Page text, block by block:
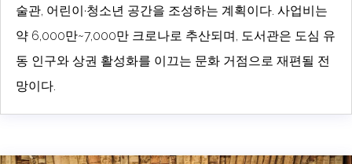
술관, 어린이·청소년 공간을 조성하는 계획이다. 사업비는
약 6,000만~7,000만 크로나로 추산되며, 도서관은 도심 유
동 인구와 상권 활성화를 이끄는 문화 거점으로 재편될 전
망이다.